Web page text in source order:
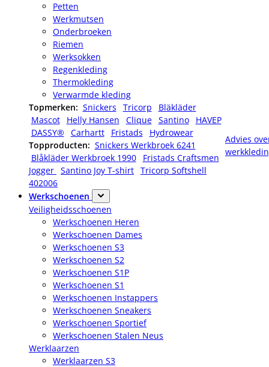
Petten
Werkmutsen
Onderbroeken
Riemen
Werksokken
Regenkleding
Thermokleding
Verwarmde kleding
Topmerken: Snickers Tricorp
Bläkläder
Mascot
Helly Hansen Clique Santino
HAVEP
DASSY®
Carhartt Fristads
Hydrowear
Topproducten: Snickers Werkbroek 6241
Blåkläder Werkbroek 1990
Fristads Craftsmen
Jogger Santino Joy T-shirt Tricorp Softshell
402006
Advies
Werkschoenen
Veiligheidsschoenen
Werkschoenen Heren
Werkschoenen Dames
Werkschoenen S3
Werkschoenen S2
Werkschoenen S1P
Werkschoenen S1
Werkschoenen Instappers
Werkschoenen Sneakers
Werkschoenen Sportief
Werkschoenen Stalen Neus
Werklaarzen
Werklaarzen S3